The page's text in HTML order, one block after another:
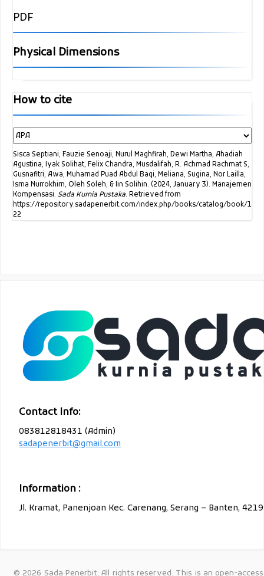
PDF
Physical Dimensions
How to cite
Sisca Septiani, Fauzie Senoaji, Nurul Maghfirah, Dewi Martha, Ahadiah
Agustina, Iyak Solihat, Felix Chandra, Musdalifah, R. Achmad Rachmat S,
Gusnafitri, Awa, Muhamad Puad Abdul Baqi, Meliana, Sugina, Nor Lailla,
Isma Nurrokhim, Oleh Soleh, & Iin Solihin. (2024, January 3). Manajemen
Kompensasi. Sada Kurnia Pustaka. Retrieved from
https://repository.sadapenerbit.com/index.php/books/catalog/book/1
22
Contact Info:
083812818431 (Admin)
sadapenerbit@gmail.com
Information :
Jl. Kramat, Panenjoan Kec. Carenang, Serang – Banten,
© 2026 Sada Penerbit, All rights reserved. This is an open-